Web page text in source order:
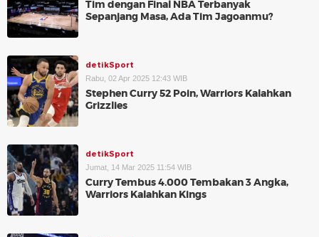
Tim dengan Final NBA Terbanyak
Sepanjang Masa, Ada Tim Jagoanmu?
detikSport
Rabu, 02 Apr 2025 12:43 WIB
Stephen Curry 52 Poin, Warriors Kalahkan
Grizzlies
detikSport
Jumat, 14 Mar 2025 11:54 WIB
Curry Tembus 4.000 Tembakan 3 Angka,
Warriors Kalahkan Kings